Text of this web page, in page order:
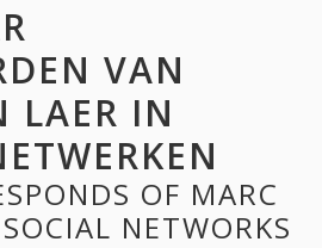
VAN
LAER IN
OF MARC
NETWORKS